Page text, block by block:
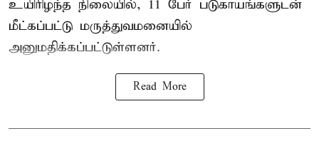
உயிரிழந்த நிலையில், 11 பேர் படுகாயங்களுடன்
மீட்கப்பட்டு மருத்துவமனையில்
அனுமதிக்கப்பட்டுள்ளனர்.
Read More